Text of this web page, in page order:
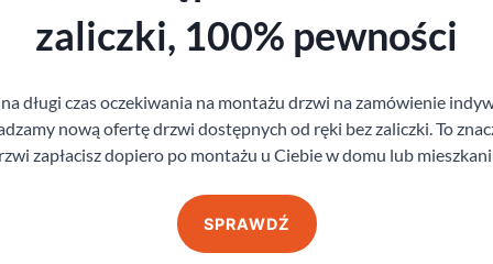
ocieplanych modeli
drzwi zewnętrznych jest
kluczowy dla ich efektywności i
Ważne jest, aby skrzydła były idealnie dopasowane do otworu,
szczelność montażu – wszelkie nieszczelności mogą
rozważ skorzystanie z usług profesjonalnego instalatora,
sklepie znajdziesz wiele modeli świetnej jakości
zarówno do tego klasycznego, jak i nowoczesnego. Pomożemy
otworu drzwiowego oraz zamontowaniu nowych
zaliczki, 100% pewności
długi czas oczekiwania na montażu drzwi na zamówienie
nową ofertę drzwi dostępnych od ręki bez zaliczki. To
zapłacisz dopiero po montażu u Ciebie w domu lub
SPRAWDŹ